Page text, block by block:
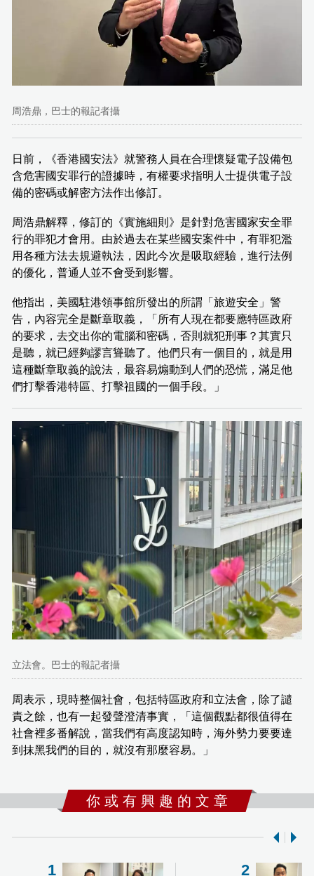
周浩鼎，巴士的報記者攝
日前，《香港國安法》就警務人員在合理懷疑電子設備包
含危害國安罪行的證據時，有權要求指明人士提供電子設
備的密碼或解密方法作出修訂。
周浩鼎解釋，修訂的《實施細則》是針對危害國家安全罪
行的罪犯才會用。由於過去在某些國安案件中，有罪犯濫
用各種方法去規避執法，因此今次是吸取經驗，進行法例
的優化，普通人並不會受到影響。
他指出，美國駐港領事館所發出的所謂「旅遊安全」警
告，內容完全是斷章取義，「所有人現在都要應特區政府
的要求，去交出你的電腦和密碼，否則就犯刑事？其實只
是聽，就已經夠謬言聳聽了。他們只有一個目的，就是用
這種斷章取義的說法，最容易煽動到人們的恐慌，滿足他
們打擊香港特區、打擊祖國的一個手段。」
立法會。巴士的報記者攝
周表示，現時整個社會，包括特區政府和立法會，除了譴
責之餘，也有一起發聲澄清事實，「這個觀點都很值得在
社會裡多番解說，當我們有高度認知時，海外勢力要要達
到抹黑我們的目的，就沒有那麼容易。」
你 或 有 興 趣 的 文 章